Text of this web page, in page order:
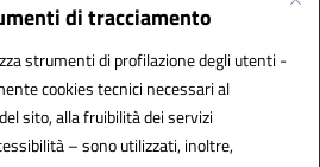
di tracciamento
strumenti di profilazione degli utenti -
cookies tecnici necessari al
sito, alla fruibilità dei servizi
– sono utilizzati, inoltre,
Torre del Greco (NA)
0818834377 - Cod.Fisc. 95170530638
- PEC: naic8df00a@pec.istruzione.it